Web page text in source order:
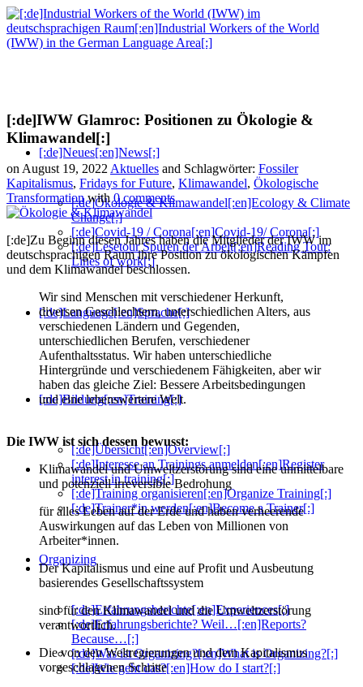
[:de]Neues[:en]News[:]
[:de]Ökologie & Klimawandel[:en]Ecology & Climate
Change[:]
[:de]Covid-19 / Corona[:en]Covid-19/ Corona[:]
[:de]Lesetour Spuren der Arbeit[:en]Reading Tour:
Lines of work[:]
[:de]Language[:en]Sprache[:]
[:de]Bildung[:en]Training[:]
[:de]Übersicht[:en]Overview[:]
[:de]Interesse an Trainings anmelden[:en]Register
interest in training[:]
[:de]Training organisieren[:en]Organize Training[:]
[:de]Trainer*in werden[:en]Become a Trainer[:]
Organizing
[:de]Erfahrungsberichte[:en]Experiences[:]
[:de]Erfahrungsberichte? Weil…[:en]Reports?
Because…[:]
[:de]Was ist Organizing?[:en]What is Organizing?[:]
[:de]Wie geht das?[:en]How do I start?[:]
[:de]IWW Glamroc: Positionen zu Ökologie &
Klimawandel[:]
on August 19, 2022Aktuelles and Schlagwörter: Fossiler
Kapitalismus, Fridays for Future, Klimawandel, Ökologische
Transformation with0 comments
[:de]Zu Beginn diesen Jahres haben die Mitglieder der IWW im
deutschsprachigen Raum ihre Position zu ökologischen Kämpfen
und dem Klimawandel beschlossen.
Wir sind Menschen mit verschiedener Herkunft,
diversen Geschlechtern, unterschiedlichen Alters, aus
verschiedenen Ländern und Gegenden,
unterschiedlichen Berufen, verschiedener
Aufenthaltsstatus. Wir haben unterschiedliche
Hintergründe und verschiedenem Fähigkeiten, aber wir
haben das gleiche Ziel: Bessere Arbeitsbedingungen
und eine lebenswertere Welt.
Die IWW ist sich dessen bewusst:
Klimawandel und Umweltzerstörung sind eine unmittelbare
und potenziell irreversible Bedrohung
für alles Leben auf der Erde und haben verheerende
Auswirkungen auf das Leben von Millionen von
Arbeiter*innen.
Der Kapitalismus und eine auf Profit und Ausbeutung
basierendes Gesellschaftssystem
sind für den Klimawandel und die Umweltzerstörung
verantwortlich.
Die von den Weltregierungen und dem Kapitalismus
vorgeschlagenen Schritte